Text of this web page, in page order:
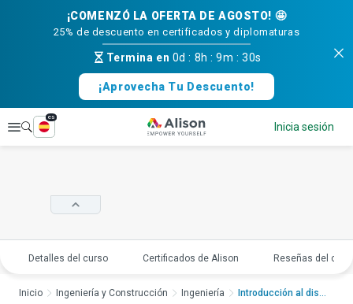
¡COMENZÓ LA OFERTA DE AGOSTO! 🤩
25% de descuento en certificados y diplomaturas
Termina en 0d : 8h :9m :29s
¡Aprovecha Tu Descuento!
Explorar
es
Inicia sesión
Detalles del curso Certificados de Alison Reseñas del
Inicio Ingeniería y Construcción Ingeniería Introducción al dise...